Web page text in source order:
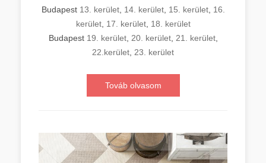
Budapest 13. kerület, 14. kerület, 15. kerület, 16.
kerület, 17. kerület, 18. kerület
Budapest 19. kerület, 20. kerület, 21. kerület,
22.kerület 23. kerület
Továb olvasom